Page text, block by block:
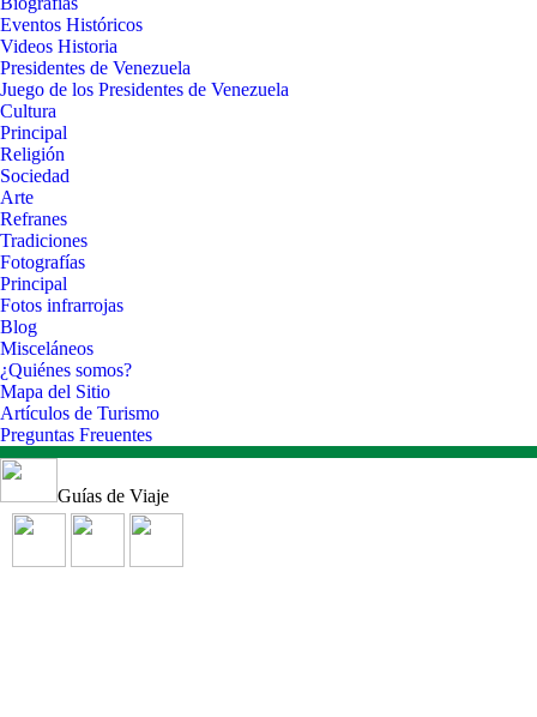
Eventos Históricos
Videos Historia
Presidentes de Venezuela
Juego de los Presidentes de Venezuela
Cultura
Principal
Religión
Sociedad
Arte
Refranes
Tradiciones
Fotografías
Principal
Fotos infrarrojas
Blog
Misceláneos
¿Quiénes somos?
Mapa del Sitio
Artículos de Turismo
Preguntas Freuentes
Guías de Viaje